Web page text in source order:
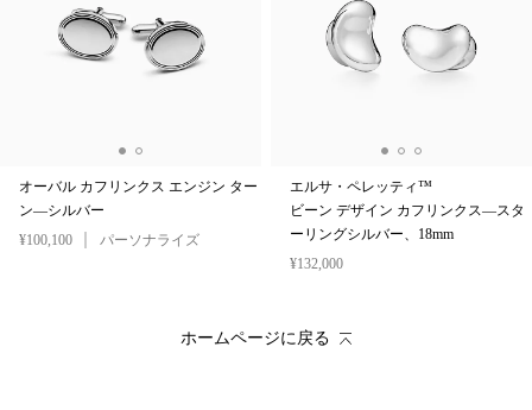
オーバル カフリンクス エンジン ター
ン—シルバー
¥100,100
パーソナライズ
エルサ・ペレッティ™
ビーン デザイン カフリンクス—スタ
ーリングシルバー、18mm
¥132,000
ホームページに戻る